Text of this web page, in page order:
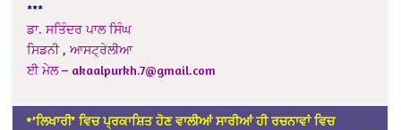
***
ਡਾ. ਸਤਿੰਦਰ ਪਾਲ ਸਿੰਘ
ਸਿਡਨੀ , ਆਸਟ੍ਰੇਲੀਆ
ਈ ਮੇਲ – akaalpurkh.7@gmail.com
*’ਲਿਖਾਰੀ’ ਵਿਚ ਪ੍ਰਕਾਸ਼ਿਤ ਹੋਣ ਵਾਲੀਆਂ ਸਾਰੀਆਂ ਹੀ ਰਚਨਾਵਾਂ ਵਿਚ